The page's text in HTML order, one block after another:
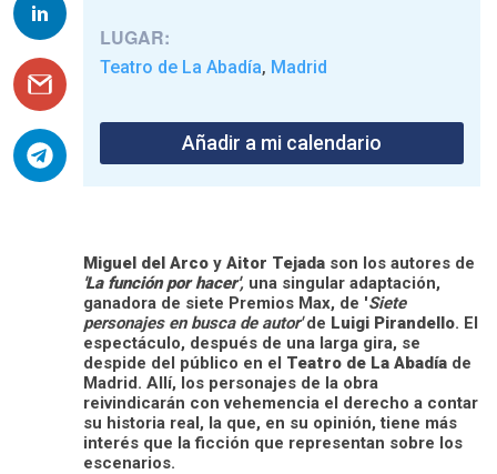
LUGAR:
Teatro de La Abadía, Madrid
Añadir a mi calendario
Miguel del Arco y Aitor Tejada son los autores de
'La función por hacer', una singular adaptación,
ganadora de siete Premios Max, de 'Siete
personajes en busca de autor'de Luigi Pirandello. El
espectáculo, después de una larga gira, se
despide del público en el Teatro de La Abadía de
Madrid. Allí, los personajes de la obra
reivindicarán con vehemencia el derecho a contar
su historia real, la que, en su opinión, tiene más
interés que la ficción que representan sobre los
escenarios.